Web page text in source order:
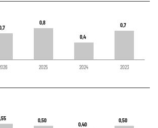
0,8
0,8
0,4
0,4
0,7
0,7
2025 2024 2023
0,50
0,50
0,40
0,40
0,50
0,50